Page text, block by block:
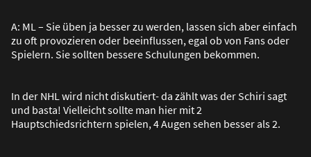
A: ML – Sie üben ja besser zu werden, lassen sich aber einfach
zu oft provozieren oder beeinflussen, egal ob von Fans oder
Spielern. Sie sollten bessere Schulungen bekommen.
In der NHL wird nicht diskutiert- da zählt was der Schiri sagt
und basta! Vielleicht sollte man hier mit 2
Hauptschiedsrichtern spielen, 4 Augen sehen besser als 2.